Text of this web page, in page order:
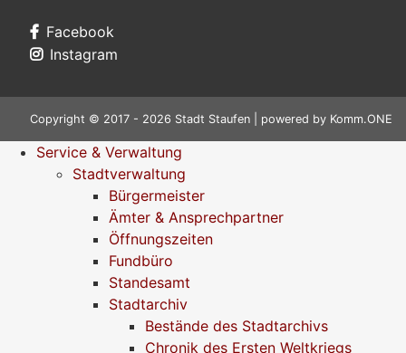
Facebook
Instagram
Copyright © 2017 - 2026 Stadt Staufen | powered by Komm.ONE
Service & Verwaltung
Stadtverwaltung
Bürgermeister
Ämter & Ansprechpartner
Öffnungszeiten
Fundbüro
Standesamt
Stadtarchiv
Bestände des Stadtarchivs
Chronik des Ersten Weltkriegs